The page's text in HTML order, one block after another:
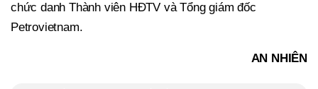
chức danh Thành viên HĐTV và Tổng giám đốc
Petrovietnam.
AN NHIÊN